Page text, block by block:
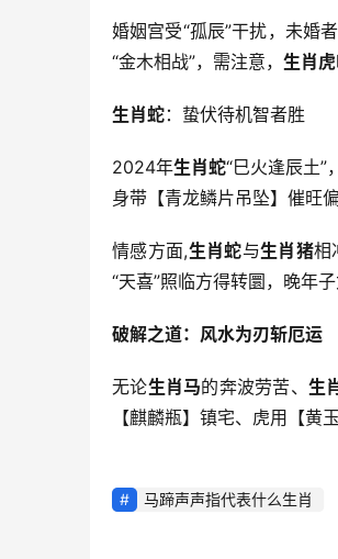
婚姻宫受“孤辰”干扰，未婚
“金木相战”，需注意， 生肖虎
生肖蛇：蛰伏待机智者胜
2024年生肖蛇“巳火逢辰土”
身带【青龙鳞片吊坠】催旺
情感方面,生肖蛇与生肖猪相
“天喜”照临方得转圜，晚年
破解之道：风水为刃斩厄运
无论生肖马的奔波劳苦、 生
【麒麟瓶】镇宅、虎用【黄
马蹄声声指代表什么生肖